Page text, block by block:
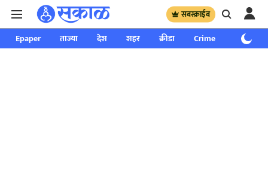
सबस्क्राईब
Epaper ताज्या देश शहर क्रीडा Crime साप्ताहिक